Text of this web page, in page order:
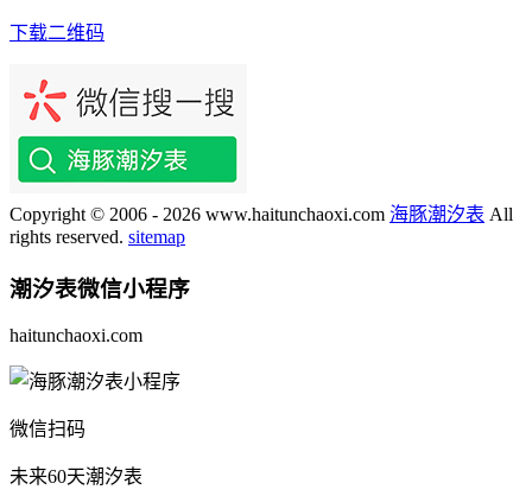
下载二维码
Copyright © 2006 - 2026 www.haitunchaoxi.com 海豚潮汐表 All
rights reserved. sitemap
潮汐表微信小程序
haitunchaoxi.com
微信扫码
未来60天潮汐表